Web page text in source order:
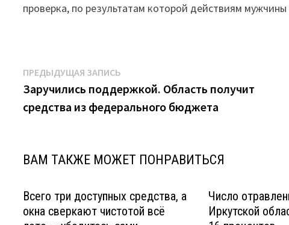
проверка, по результатам которой действиям
Навигация
по
записям
ПРЕДЫДУЩАЯ ЗАПИСЬ
запись:
Заручились поддержкой. Область получит
средства из федерального бюджета
ВАМ ТАКЖЕ МОЖЕТ ПОНРАВИТЬСЯ
Всего три доступных средства, а
окна сверкают чистотой всё
Число
Иркутской